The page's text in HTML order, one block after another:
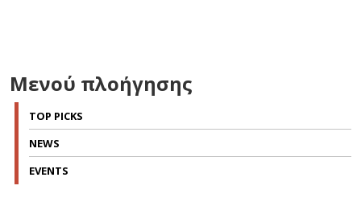
Μενού πλοήγησης
TOP PICKS
NEWS
EVENTS